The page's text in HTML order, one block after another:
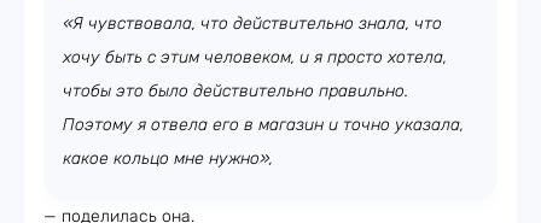
«Я чувствовала, что действительно знала, что
хочу быть с этим человеком, и я просто хотела,
чтобы это было действительно правильно.
Поэтому я отвела его в магазин и точно указала,
какое кольцо мне нужно»,
— поделилась она.